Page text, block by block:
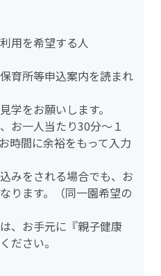
用を希望する人
育所等申込案内を読まれ
をお願いします。
お一人当たり30分～１
時間に余裕をもって入力
みをされる場合でも、お
ります。（同一園希望の
、お手元に『親子健康
ださい。